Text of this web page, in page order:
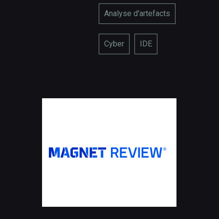
Analyse d'artefacts
Cyber IDE